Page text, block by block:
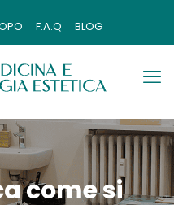
F.A.Q BLOG
come si